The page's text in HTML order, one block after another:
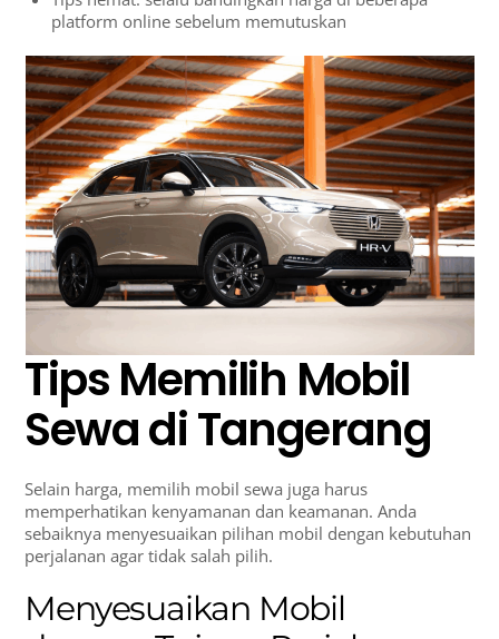
platform online sebelum memutuskan
Tips Memilih Mobil
Sewa di Tangerang
Selain harga, memilih mobil sewa juga harus
memperhatikan kenyamanan dan keamanan. Anda
sebaiknya menyesuaikan pilihan mobil dengan kebutuhan
perjalanan agar tidak salah pilih.
Menyesuaikan Mobil